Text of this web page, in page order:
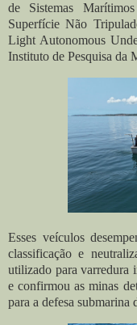
de Sistemas
Superfície Não
Light Autonomous
Instituto de Pesquisa da
Esses veículos
classificação e
utilizado para varredura
e confirmou as minas
para a defesa submarina